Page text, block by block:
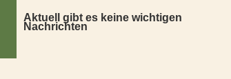
Aktuell gibt es keine wichtigen
Nachrichten